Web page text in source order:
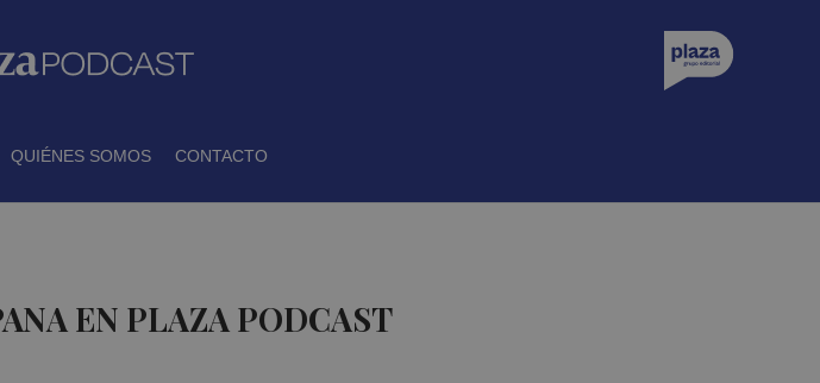
QUIÉNES SOMOS CONTACTO
EN PLAZA PODCAST